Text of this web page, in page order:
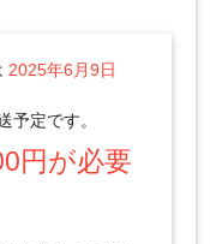
2025年6月9日
予定です。
円が必要